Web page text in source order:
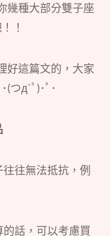
幾種大部分雙子座
！
好這篇文的，大家
(つд`ﾟ)･ﾟ･
往無法抵抗，例
話，可以考慮買